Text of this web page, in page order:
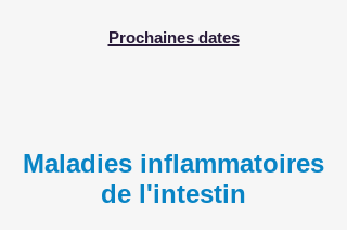
Prochaines dates
Maladies inflammatoires
de l'intestin